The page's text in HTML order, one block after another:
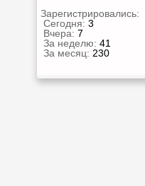
Зарегистрировались:
Сегодня: 3
Вчера: 7
За неделю: 41
За месяц: 230